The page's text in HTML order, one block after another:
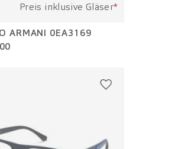
Preis inklusive Gläser*
ARMANI 0EA3169